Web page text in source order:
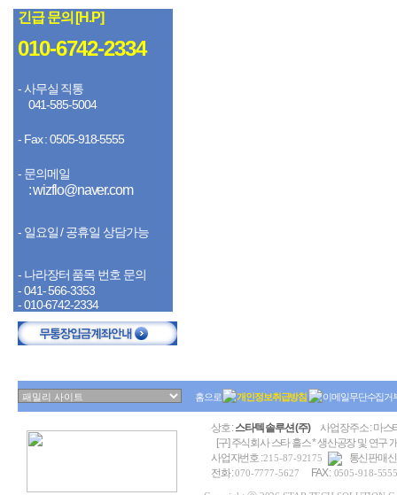
긴급 문의 [H.P]
010-6742-2334
- 사무실 직통
041-585-5004
- Fax : 0505-918-5555
- 문의메일
: wizflo@naver.com
- 일요일 / 공휴일 상담가능
- 나라장터 품목 번호 문의
- 041- 566-3353
- 010-6742-2334
홈으로 개인정보취급방침 이메일무단수집거
상호 :스타텍 솔루션 (주)
사업장주소 : 마스
[구] 주식회사 스타 홀스 * 생산공장 및 연구
사업자번호 :215-87-92175
통신판매
전화 :070-7777-5627 FAX : 0505-918-